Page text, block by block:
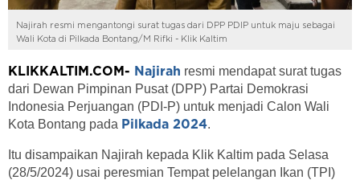
Najirah resmi mengantongi surat tugas dari DPP PDIP untuk maju sebagai
Wali Kota di Pilkada Bontang/M Rifki - Klik Kaltim
KLIKKALTIM.COM- Najirah resmi mendapat surat tugas
dari Dewan Pimpinan Pusat (DPP) Partai Demokrasi
Indonesia Perjuangan (PDI-P) untuk menjadi Calon Wali
Kota Bontang pada Pilkada 2024.
Itu disampaikan Najirah kepada Klik Kaltim pada Selasa
(28/5/2024) usai peresmian Tempat pelelangan Ikan (TPI)